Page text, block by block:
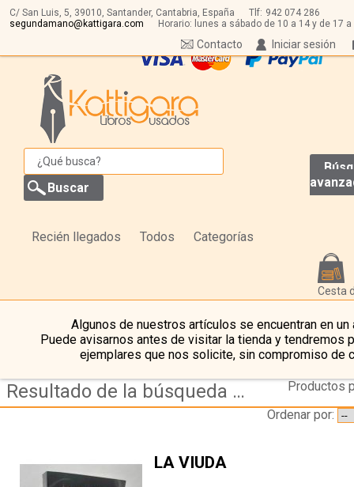
C/ San Luis, 5, 39010, Santander, Cantabria, España Tlf: 942 074 286
segundamano@kattigara.com
Horario: lunes a sábado de 10 a 14 y de 17 a
Iniciar sesión
Contacto
Recién llegados Todos Categorías
Cesta
Algunos de nuestros artículos se encuentran en un
Puede avisarnos antes de visitar la tienda y tendremos
ejemplares que nos solicite, sin compromiso de
Resultado de la búsqueda de coleccion booket
Productos
Ordenar por:
LA VIUDA